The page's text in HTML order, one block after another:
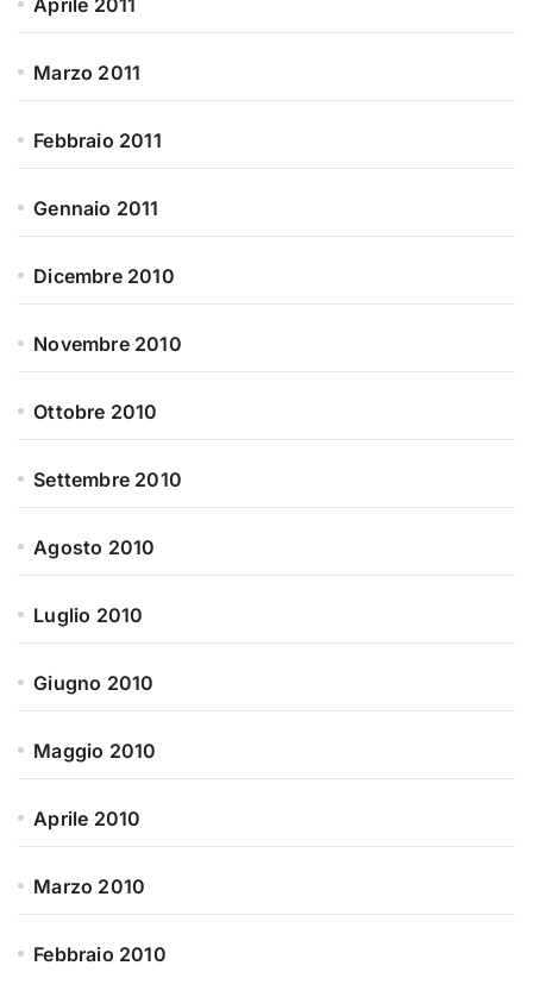
Aprile 2011
Marzo 2011
Febbraio 2011
Gennaio 2011
Dicembre 2010
Novembre 2010
Ottobre 2010
Settembre 2010
Agosto 2010
Luglio 2010
Giugno 2010
Maggio 2010
Aprile 2010
Marzo 2010
Febbraio 2010